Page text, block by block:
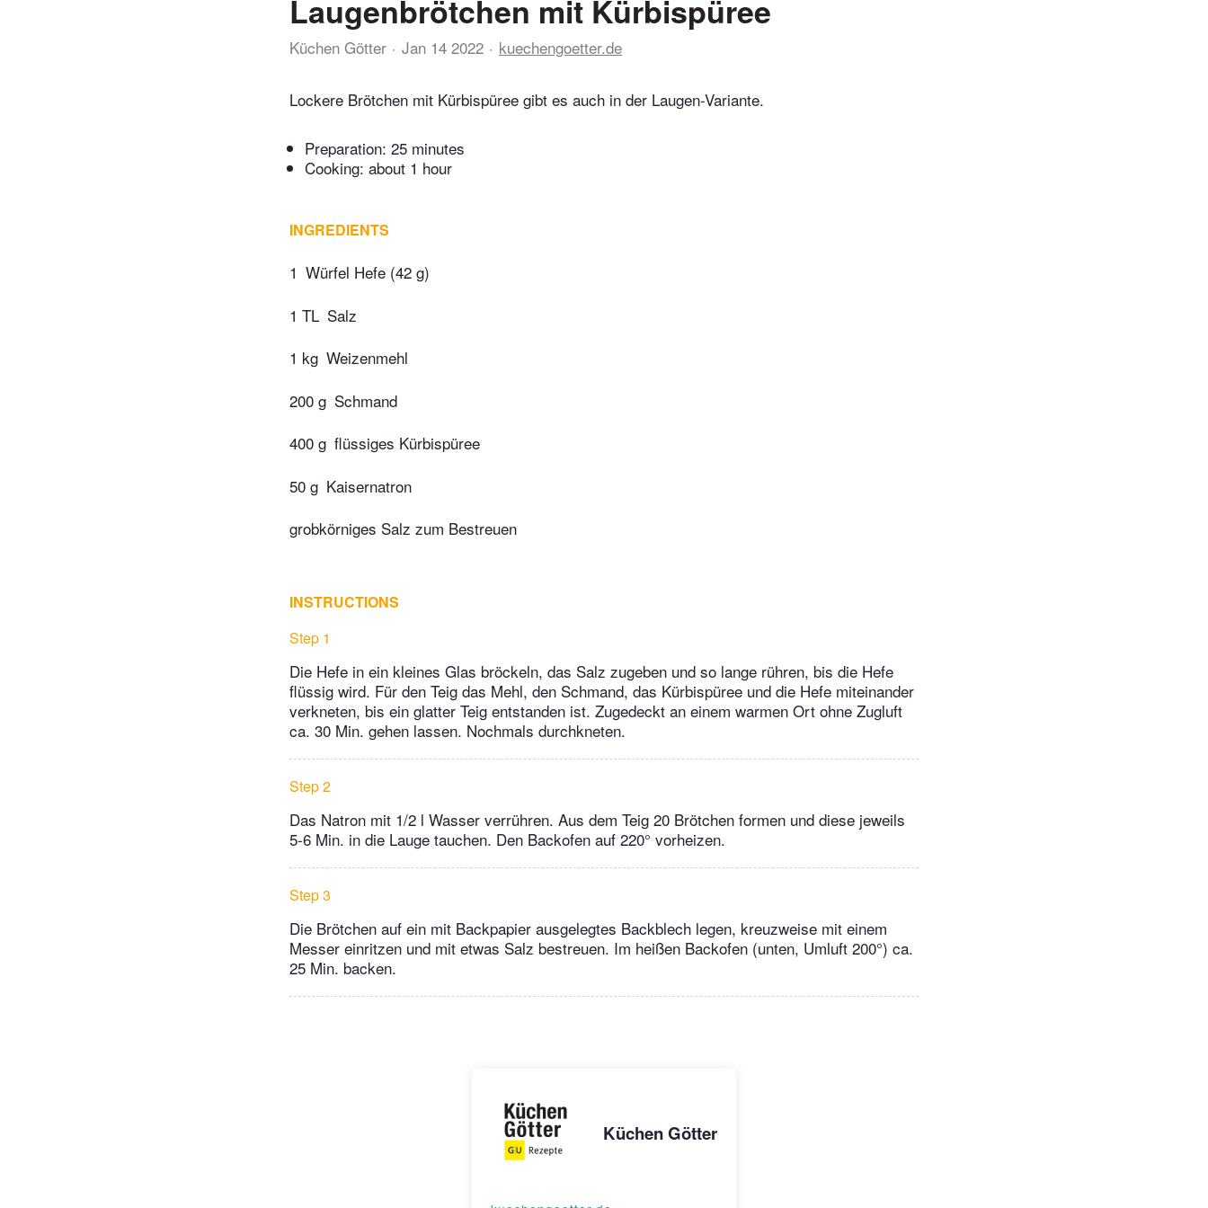
Laugenbrötchen mit Kürbispüree
Küchen Götter Jan 14 2022 kuechengoetter.de
Lockere Brötchen mit Kürbispüree gibt es auch in der Laugen-Variante.
Preparation: 25 minutes
Cooking: about 1 hour
INGREDIENTS
1 Würfel Hefe (42 g)
1 TL Salz
1 kg Weizenmehl
200 g Schmand
400 g flüssiges Kürbispüree
50 g Kaisernatron
grobkörniges Salz zum Bestreuen
INSTRUCTIONS
Step 1
Die Hefe in ein kleines Glas bröckeln, das Salz zugeben und so lange rühren, bis die Hefe
flüssig wird. Für den Teig das Mehl, den Schmand, das Kürbispüree und die Hefe miteinander
verkneten, bis ein glatter Teig entstanden ist. Zugedeckt an einem warmen Ort ohne Zugluft
ca. 30 Min. gehen lassen. Nochmals durchkneten.
Step 2
Das Natron mit 1/2 l Wasser verrühren. Aus dem Teig 20 Brötchen formen und diese jeweils
5-6 Min. in die Lauge tauchen. Den Backofen auf 220° vorheizen.
Step 3
Die Brötchen auf ein mit Backpapier ausgelegtes Backblech legen, kreuzweise mit einem
Messer einritzen und mit etwas Salz bestreuen. Im heißen Backofen (unten, Umluft 200°) ca.
25 Min. backen.
Küchen Götter